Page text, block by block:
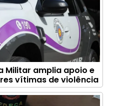
Militar amplia apoio e
vítimas de violência